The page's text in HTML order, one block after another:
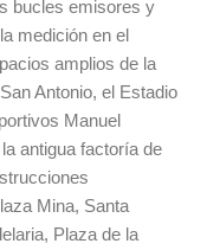
bucles emisores y
medición en el
amplios de la
Antonio, el Estadio
Manuel
antigua factoría de
Mina, Santa
Plaza de la